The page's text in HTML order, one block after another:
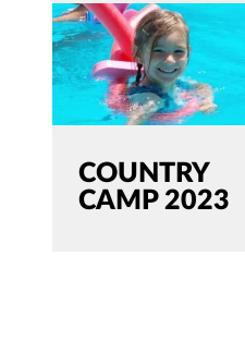
COUNTRY
CAMP 2023